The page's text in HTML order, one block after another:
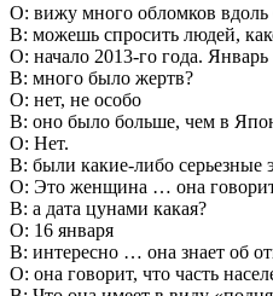
О: вижу много обломков вдоль
В: можешь спросить людей,
О: начало 2013-го года.
В: много было жертв?
О: нет, не особо
В: оно было больше, чем в
О: Нет.
В: были какие-либо серьезные
О: Это женщина … она говорит,
В: а дата цунами какая?
О: 16 января
В: интересно … она знает об
О: она говорит, что часть